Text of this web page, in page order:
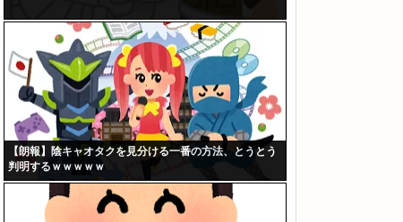
【朗報】陰キャオタクを見分ける一番の方法、とうとう
判明するｗｗｗｗｗ